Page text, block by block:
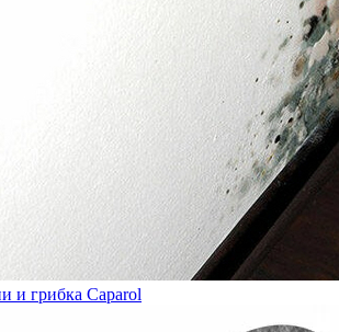
и грибка Caparol